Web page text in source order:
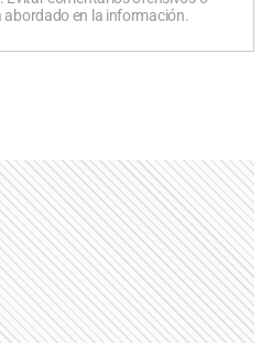
abordado en la información.